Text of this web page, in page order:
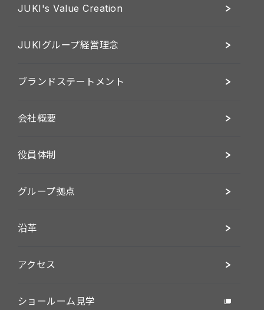
JUKI's Value Creation
JUKIグループ経営理念
ブランドステートメント
会社概要
役員体制
グループ拠点
沿革
アクセス
ショールーム見学